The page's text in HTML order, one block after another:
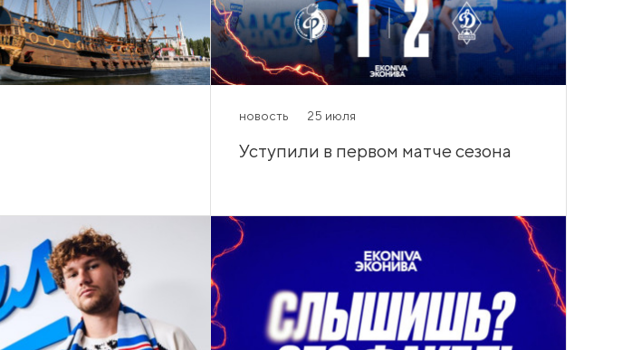
новость 25 июля
Уступили в первом матче сезона